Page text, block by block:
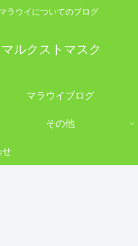
ラウイについてのブログ
ルクストマスク
マラウイブログ
その他
せ